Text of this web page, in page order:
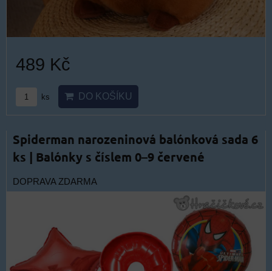
489 Kč
ks DO KOŠÍKU
Spiderman narozeninová balónková sada 6
ks | Balónky s číslem 0–9 červené
DOPRAVA ZDARMA